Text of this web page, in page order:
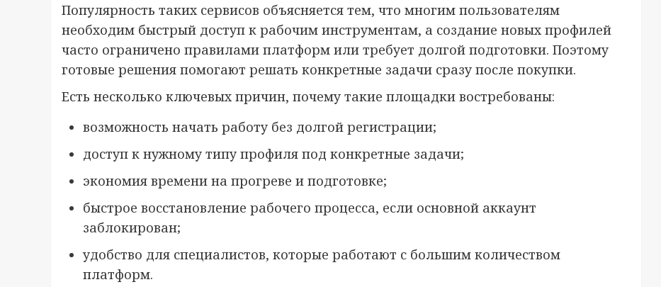
Популярность таких сервисов объясняется тем, что многим пользователям
необходим быстрый доступ к рабочим инструментам, а создание новых профилей
часто ограничено правилами платформ или требует долгой подготовки. Поэтому
готовые решения помогают решать конкретные задачи сразу после покупки.
Есть несколько ключевых причин, почему такие площадки востребованы:
возможность начать работу без долгой регистрации;
доступ к нужному типу профиля под конкретные задачи;
экономия времени на прогреве и подготовке;
быстрое восстановление рабочего процесса, если основной аккаунт
заблокирован;
удобство для специалистов, которые работают с большим количеством
платформ.